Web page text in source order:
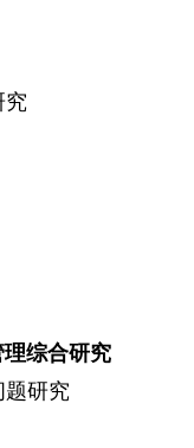
究
综合研究
研究